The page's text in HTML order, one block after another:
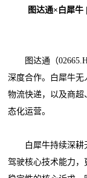
图达通×白犀牛 |
图达通（
深度合作。白犀牛
物流快递，以及商
态化运营。
白犀牛持续深耕无
驾驶核心技术能力，